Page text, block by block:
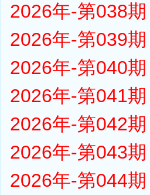
2026年-第038
2026年-第039
2026年-第040
2026年-第041
2026年-第042
2026年-第043
2026年-第044